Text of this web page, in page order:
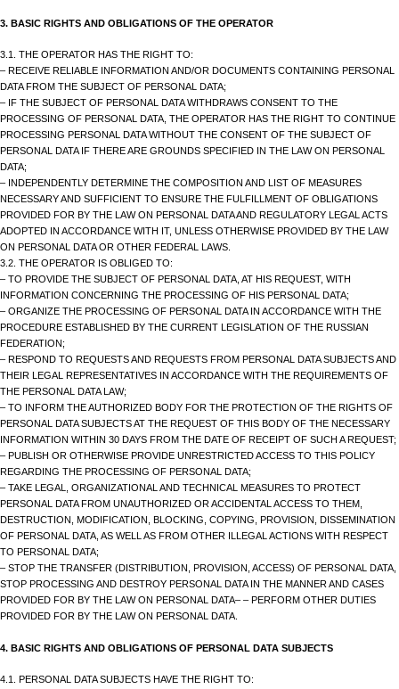
3. BASIC RIGHTS AND OBLIGATIONS OF THE OPERATOR
3.1. THE OPERATOR HAS THE RIGHT TO:
– RECEIVE RELIABLE INFORMATION AND/OR DOCUMENTS CONTAINING PERSONAL
DATA FROM THE SUBJECT OF PERSONAL DATA;
– IF THE SUBJECT OF PERSONAL DATA WITHDRAWS CONSENT TO THE
PROCESSING OF PERSONAL DATA, THE OPERATOR HAS THE RIGHT TO CONTINUE
PROCESSING PERSONAL DATA WITHOUT THE CONSENT OF THE SUBJECT OF
PERSONAL DATA IF THERE ARE GROUNDS SPECIFIED IN THE LAW ON PERSONAL
DATA;
– INDEPENDENTLY DETERMINE THE COMPOSITION AND LIST OF MEASURES
NECESSARY AND SUFFICIENT TO ENSURE THE FULFILLMENT OF OBLIGATIONS
PROVIDED FOR BY THE LAW ON PERSONAL DATA AND REGULATORY LEGAL ACTS
ADOPTED IN ACCORDANCE WITH IT, UNLESS OTHERWISE PROVIDED BY THE LAW
ON PERSONAL DATA OR OTHER FEDERAL LAWS.
3.2. THE OPERATOR IS OBLIGED TO:
– TO PROVIDE THE SUBJECT OF PERSONAL DATA, AT HIS REQUEST, WITH
INFORMATION CONCERNING THE PROCESSING OF HIS PERSONAL DATA;
– ORGANIZE THE PROCESSING OF PERSONAL DATA IN ACCORDANCE WITH THE
PROCEDURE ESTABLISHED BY THE CURRENT LEGISLATION OF THE RUSSIAN
FEDERATION;
– RESPOND TO REQUESTS AND REQUESTS FROM PERSONAL DATA SUBJECTS AND
THEIR LEGAL REPRESENTATIVES IN ACCORDANCE WITH THE REQUIREMENTS OF
THE PERSONAL DATA LAW;
– TO INFORM THE AUTHORIZED BODY FOR THE PROTECTION OF THE RIGHTS OF
PERSONAL DATA SUBJECTS AT THE REQUEST OF THIS BODY OF THE NECESSARY
INFORMATION WITHIN 30 DAYS FROM THE DATE OF RECEIPT OF SUCH A REQUEST;
– PUBLISH OR OTHERWISE PROVIDE UNRESTRICTED ACCESS TO THIS POLICY
REGARDING THE PROCESSING OF PERSONAL DATA;
– TAKE LEGAL, ORGANIZATIONAL AND TECHNICAL MEASURES TO PROTECT
PERSONAL DATA FROM UNAUTHORIZED OR ACCIDENTAL ACCESS TO THEM,
DESTRUCTION, MODIFICATION, BLOCKING, COPYING, PROVISION, DISSEMINATION
OF PERSONAL DATA, AS WELL AS FROM OTHER ILLEGAL ACTIONS WITH RESPECT
TO PERSONAL DATA;
– STOP THE TRANSFER (DISTRIBUTION, PROVISION, ACCESS) OF PERSONAL DATA,
STOP PROCESSING AND DESTROY PERSONAL DATA IN THE MANNER AND CASES
PROVIDED FOR BY THE LAW ON PERSONAL DATA– – PERFORM OTHER DUTIES
PROVIDED FOR BY THE LAW ON PERSONAL DATA.
4. BASIC RIGHTS AND OBLIGATIONS OF PERSONAL DATA SUBJECTS
4.1. PERSONAL DATA SUBJECTS HAVE THE RIGHT TO: